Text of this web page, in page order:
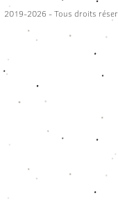
2019-2026 - Tous droits